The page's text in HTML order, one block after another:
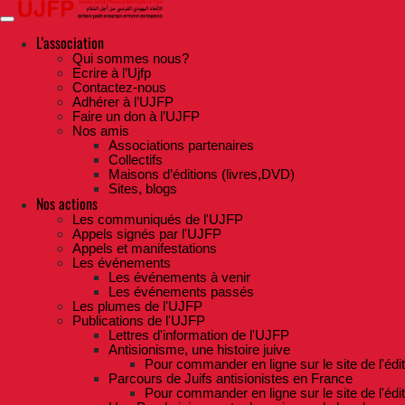
Skip
to
contentL'association
Qui sommes nous?
Ecrire à l’Ujfp
Contactez-nous
Adhérer à l’UJFP
Faire un don à l’UJFP
Nos amis
Associations partenaires
Collectifs
Maisons d’éditions (livres,DVD)
Sites, blogs
Nos actions
Les communiqués de l'UJFP
Appels signés par l'UJFP
Appels et manifestations
Les événements
Les événements à venir
Les événements passés
Les plumes de l'UJFP
Publications de l'UJFP
Lettres d'information de l'UJFP
Antisionisme, une histoire juive
Pour commander en ligne sur le site de
Parcours de Juifs antisionistes en France
Pour commander en ligne sur le site de